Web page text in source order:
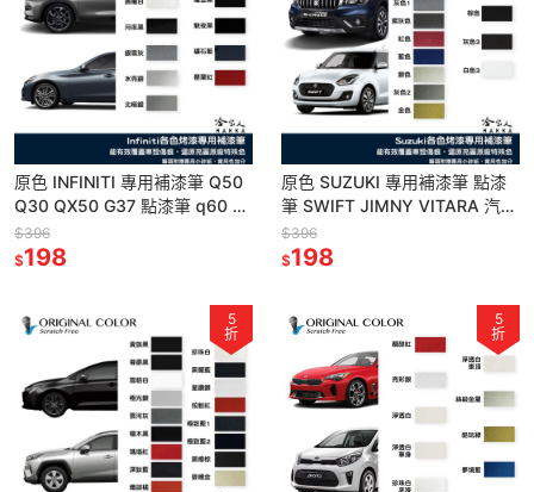
原色 INFINITI 專用補漆筆 Q50
Q30 QX50 G37 點漆筆 q60 晨
曦白 曜金黑 汽車補漆筆 哈家人
$396
$198
原色 SUZUKI 專用補漆筆 點漆
筆 SWIFT JIMNY VITARA 汽車
補漆筆 白色 黑 銀 哈家人
$396
$198
5
折
5
折